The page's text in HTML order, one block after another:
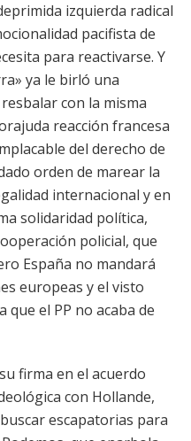
izquierda radical
pacifista de
para reactivarse. Y
ya le birló una
con la misma
reacción francesa
del derecho de
orden de marear la
internacional y en
solidaridad política,
policial, que
España no mandará
europeas y el visto
que el PP no acaba de
firma en el acuerdo
con Hollande,
escapatorias para